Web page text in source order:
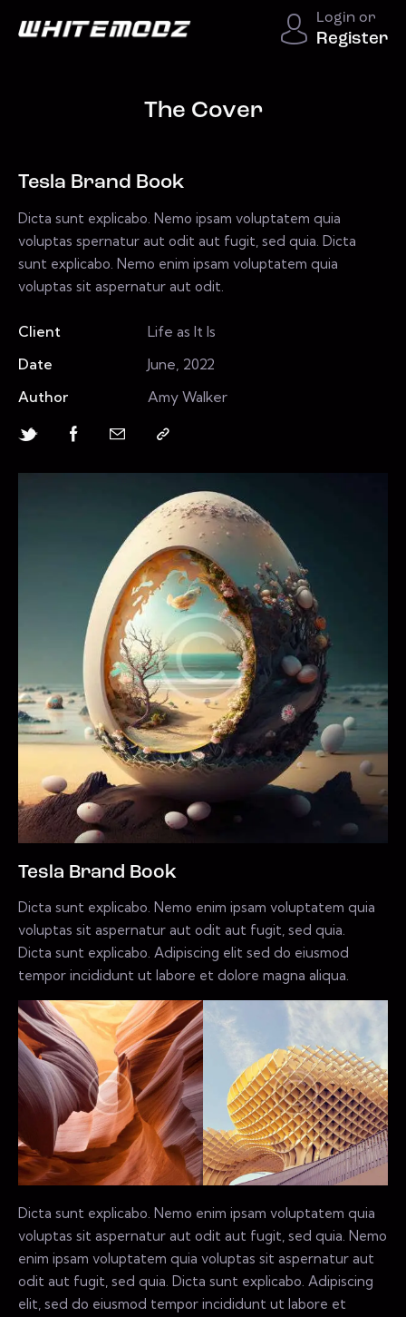
Login or
Register
The Cover
Tesla Brand Book
Dicta sunt explicabo. Nemo ipsam voluptatem quia
voluptas spernatur aut odit aut fugit, sed quia. Dicta
sunt explicabo. Nemo enim ipsam voluptatem quia
voluptas sit aspernatur aut odit.
Client
Life as It Is
Date
June, 2022
Author
Amy Walker
Tesla Brand Book
Dicta sunt explicabo. Nemo enim ipsam voluptatem quia
voluptas sit aspernatur aut odit aut fugit, sed quia.
Dicta sunt explicabo. Adipiscing elit sed do eiusmod
tempor incididunt ut labore et dolore magna aliqua.
Dicta sunt explicabo. Nemo enim ipsam voluptatem quia
voluptas sit aspernatur aut odit aut fugit, sed quia. Nemo
enim ipsam voluptatem quia voluptas sit aspernatur aut
odit aut fugit, sed quia. Dicta sunt explicabo. Adipiscing
elit, sed do eiusmod tempor incididunt ut labore et